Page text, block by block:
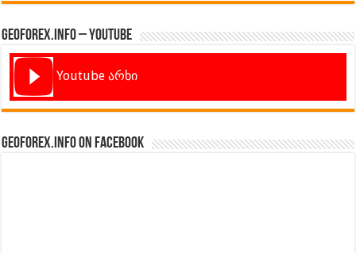
GeoForex.info – Youtube
Youtube არხი
GeoForex.info on Facebook